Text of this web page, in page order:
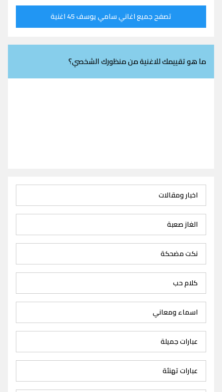
تصفح جميع اغاني سامي يوسف 45 اغنية
ما هو تقييمك للاغنية من منظورك الشخصي؟
اخبار ومقالات
الغاز صعبة
نكت مضحكة
كلام حب
اسماء ومعاني
عبارات جميلة
عبارات تهنئة